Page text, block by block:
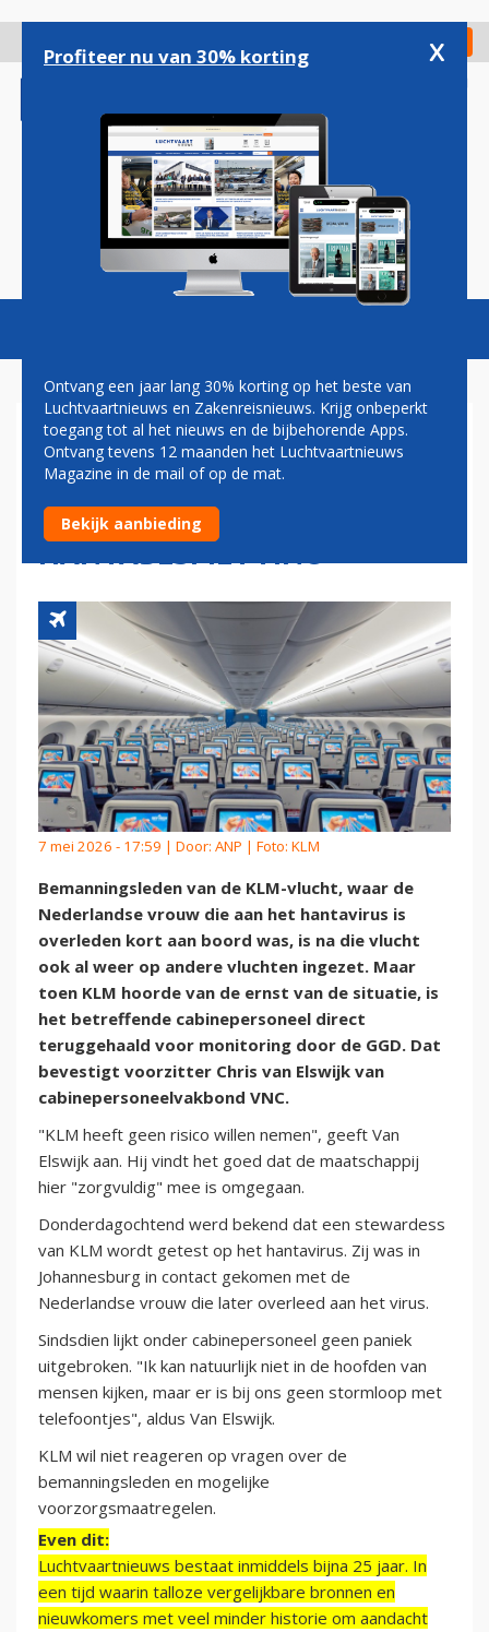
gaan
Check in
Magazine Podcasts Vacatures
VAKBOND: KLM HAALDE
CREW SNEL TERUG NA
MOGELIJKE
HANTABESMETTING
7 mei 2026 - 17:59 | Door: ANP | Foto: KLM
Bemanningsleden van de KLM-vlucht, waar de
Nederlandse vrouw die aan het hantavirus is
overleden kort aan boord was, is na die vlucht
ook al weer op andere vluchten ingezet. Maar
toen KLM hoorde van de ernst van de situatie, is
het betreffende cabinepersoneel direct
teruggehaald voor monitoring door de GGD. Dat
bevestigt voorzitter Chris van Elswijk van
cabinepersoneelvakbond VNC.
"KLM heeft geen risico willen nemen", geeft Van
Elswijk aan. Hij vindt het goed dat de maatschappij
hier "zorgvuldig" mee is omgegaan.
Donderdagochtend werd bekend dat een stewardess
van KLM wordt getest op het hantavirus. Zij was in
Johannesburg in contact gekomen met de
Nederlandse vrouw die later overleed aan het virus.
Sindsdien lijkt onder cabinepersoneel geen paniek
uitgebroken. "Ik kan natuurlijk niet in de hoofden van
mensen kijken, maar er is bij ons geen stormloop met
telefoontjes", aldus Van Elswijk.
KLM wil niet reageren op vragen over de
bemanningsleden en mogelijke
voorzorgsmaatregelen.
Even dit:
Luchtvaartnieuws bestaat inmiddels bijna 25 jaar. In
een tijd waarin talloze vergelijkbare bronnen en
nieuwkomers met veel minder historie om aandacht
Profiteer nu van 30% korting x
Ontvang een jaar lang 30% korting op het beste van
Luchtvaartnieuws en Zakenreisnieuws. Krijg onbeperkt
toegang tot al het nieuws en de bijbehorende Apps.
Ontvang tevens 12 maanden het Luchtvaartnieuws
Magazine in de mail of op de mat.
Bekijk aanbieding